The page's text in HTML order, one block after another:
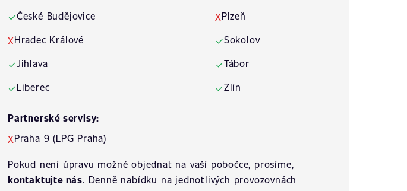
✓České Budějovice
XHradec Králové
✓Jihlava
✓Liberec
XPlzeň
✓Sokolov
✓Tábor
✓Zlín
Partnerské servisy:
XPraha 9 (LPG Praha)
Pokud není úpravu možné objednat na vaší pobočce, prosíme,
kontaktujte nás. Denně nabídku na jednotlivých provozovnách